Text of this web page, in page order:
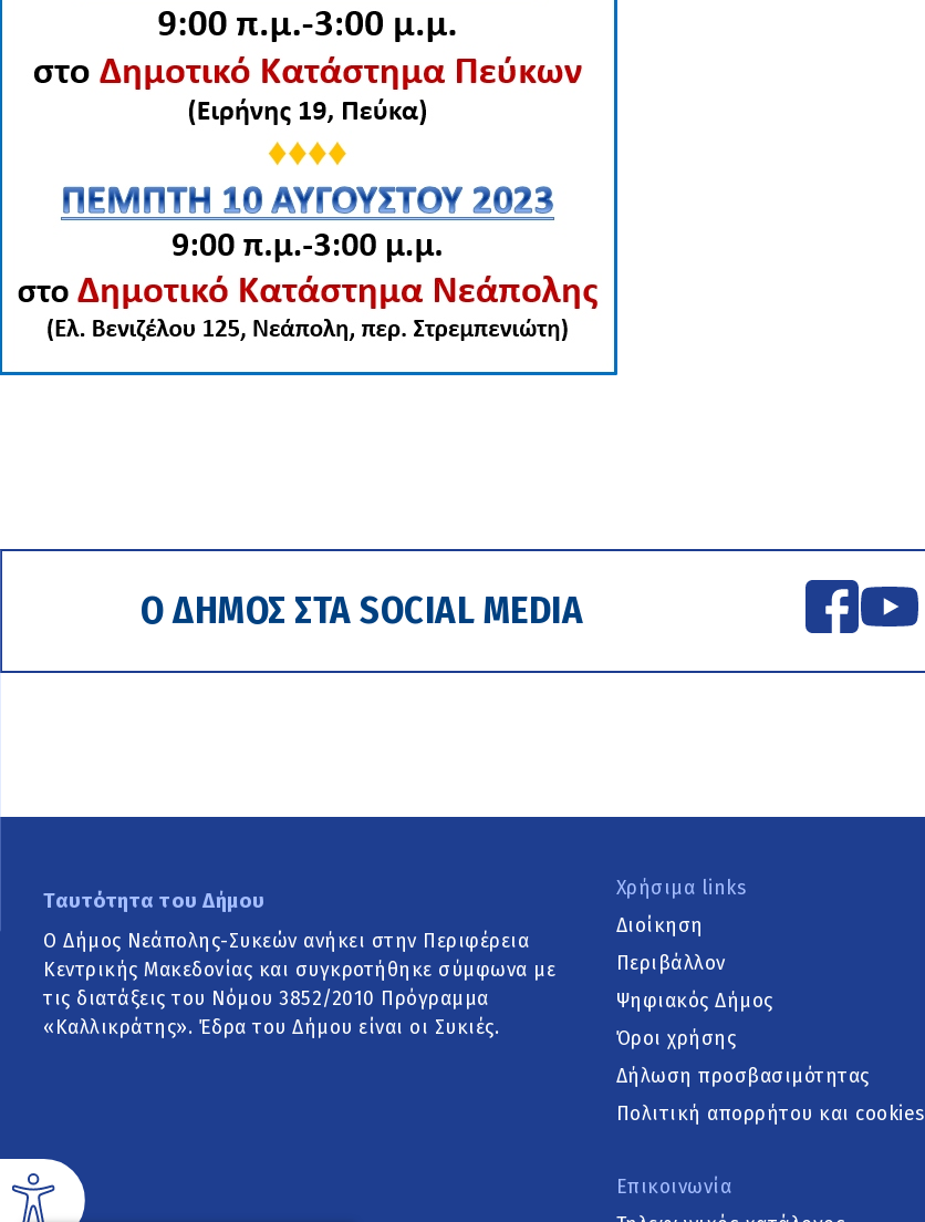
Ο ΔΗΜΟΣ ΣΤΑ SOCIAL MEDIA
Ταυτότητα του Δήμου
Ο Δήμος Νεάπολης-Συκεών ανήκει στην Περιφέρεια
Κεντρικής Μακεδονίας και συγκροτήθηκε σύμφωνα με
τις διατάξεις του Νόμου 3852/2010 Πρόγραμμα
«Καλλικράτης». Έδρα του Δήμου είναι οι Συκιές.
Χρήσιμα links
Διοίκηση
Περιβάλλον
Ψηφιακός Δήμος
Όροι χρήσης
Δήλωση προσβασιμότητας
Πολιτική απορρήτου και cookies
Επικοινωνία